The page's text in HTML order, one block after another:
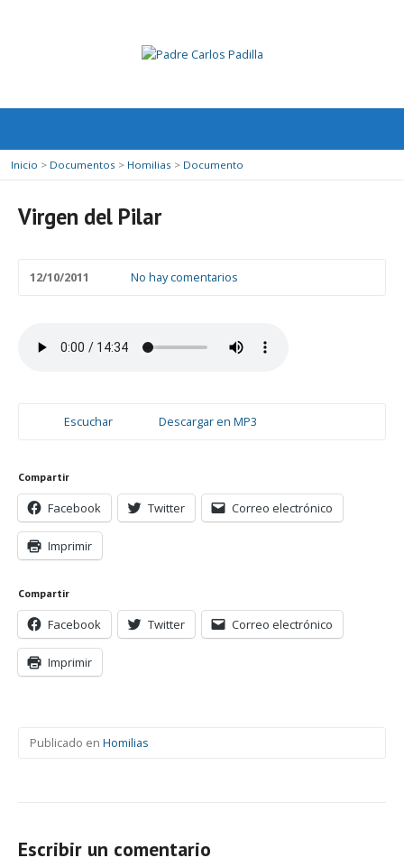
Inicio > Documentos > Homilias > Documento
Virgen del Pilar
12/10/2011 No hay comentarios
Escuchar Descargar en MP3
Compartir
Facebook Twitter Correo electrónico
Imprimir
Compartir
Facebook Twitter Correo electrónico
Imprimir
Publicado en Homilias
Escribir un comentario